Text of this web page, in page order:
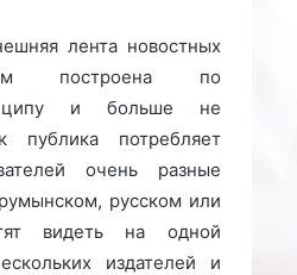
лента новостных
построена по
и больше не
публика потребляет
очень разные
русском или
видеть на одной
издателей и